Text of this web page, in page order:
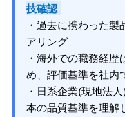
技確認
・過去に携わった
アリング
・海外での職務経
め、評価基準を社内
・日系企業(現地法
本の品質基準を理解